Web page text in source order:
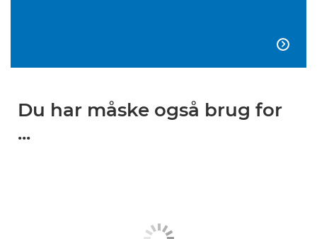

Du har måske også brug for
...